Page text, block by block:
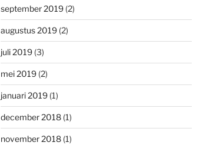
september 2019(2)
augustus 2019(2)
juli 2019(3)
mei 2019(2)
januari 2019(1)
december 2018(1)
november 2018(1)